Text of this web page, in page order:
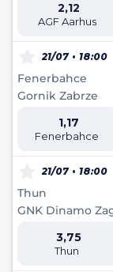
AGF Aarhus
2,12
21/07 • 18:00
Fenerbahce
Gornik Zabrze
Fenerbahce
1,17
21/07 • 18:00
Thun
GNK Dinamo
Thun
3,75